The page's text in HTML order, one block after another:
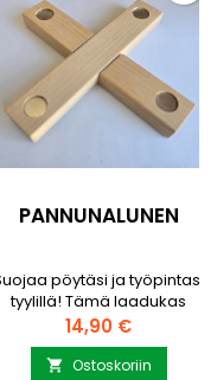
PANNUNALUNEN
pöytäsi ja työpintasi
tyylillä! Tämä laadukas
pannunalunen vapauttaa ja
tekee ruokailuhetkistä
huolettomia. Se toimii
Hinta
14,90 €
 Ostoskoriin